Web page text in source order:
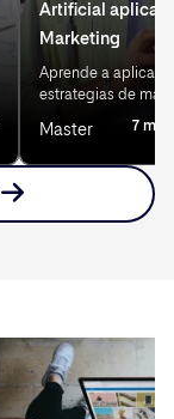
Artificial
Marketing
Aprende a aplicar
estrategias de
Master 7